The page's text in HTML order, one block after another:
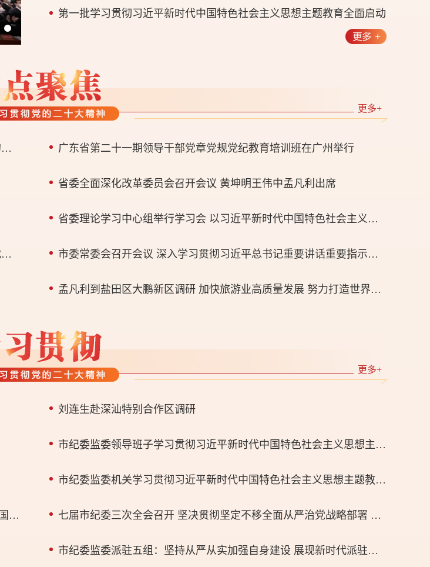
第一批学习贯彻习近平新时代中国特色社会主义思想主题教育全面启动
更多+
全省组织工作会议召开 深入学习贯彻习近平总书记关于党的建设的重要思想 以新担当新作为奋力开创广东组织工作新局面 广东省第二十一期领导干部党章党规党纪教育培训班在广州举行
省委全面深化改革委员会召开会议 黄坤明王伟中孟凡利出席
省委理论学习中心组举行学习会 以习近平新时代中国特色社会主义思想为指导 深刻把握“两个结合” 扎实推进中国式现代化的广东实践
市委常委会召开主题教育专题民主生活会 坚持不懈用习近平新时代中国特色社会主义思想凝心铸魂 高标准高质量推动主题教育不断走深走实 市委常委会召开会议 深入学习贯彻习近平总书记重要讲话重要指示精神 传达学习省委常委会在深圳调研时的工作要求和省委常委会会议精神
孟凡利到盐田区大鹏新区调研 加快旅游业高质量发展 努力打造世界级旅游目的地城市
更多+
刘连生赴深汕特别合作区调研
市纪委监委领导班子学习贯彻习近平新时代中国特色社会主义思想主题教育读书班开班
市纪委监委机关学习贯彻习近平新时代中国特色社会主义思想主题教育动员部署会召开
市纪委监委机关召开干部大会传达学习习近平总书记重要讲话和全国两会精神 七届市纪委三次全会召开 坚决贯彻坚定不移全面从严治党战略部署 为深圳实现新时代新征程使命任务提供坚强保障
市纪委监委派驻五组：坚持从严从实加强自身建设 展现新时代派驻机构干部队伍昂扬风貌